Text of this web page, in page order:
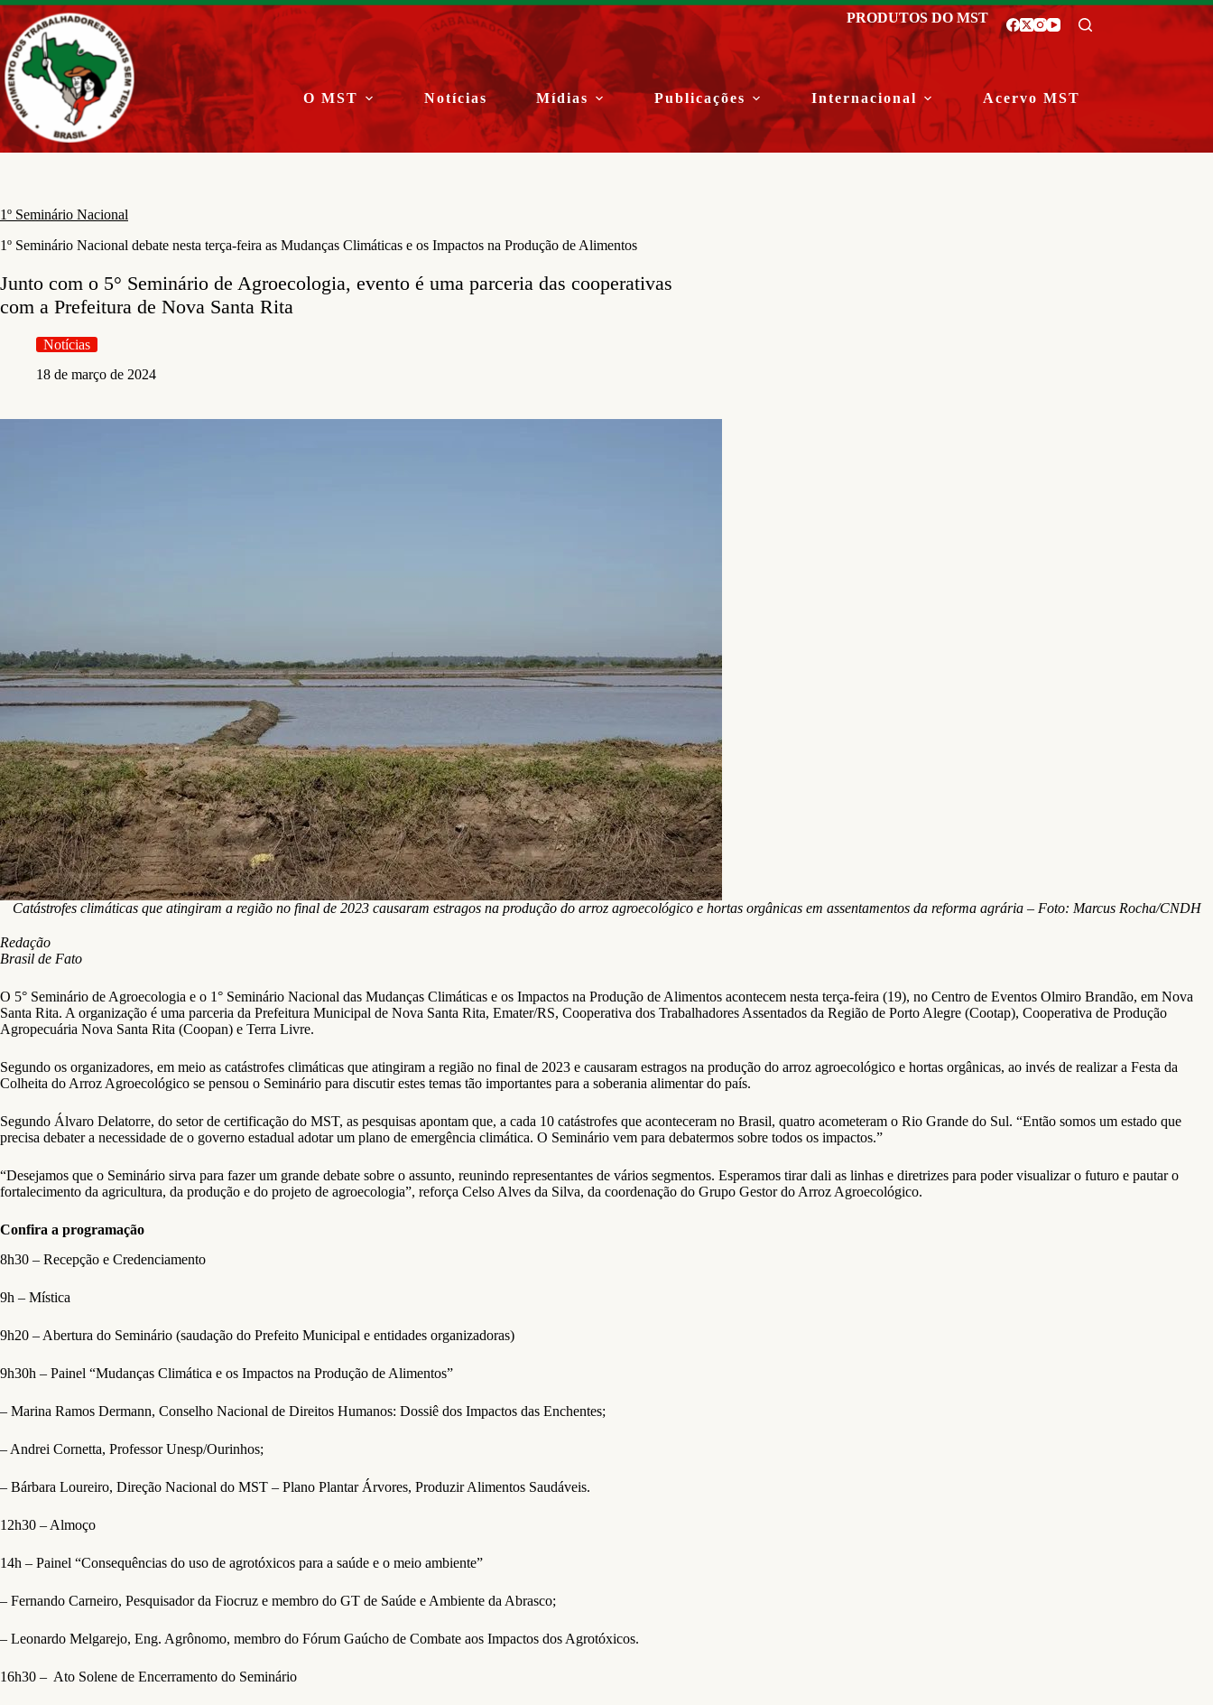
Pular
para
o
conteúdo
PRODUTOS DO MST
O MST Notícias Mídias Publicações Internacional Acervo MST
1º Seminário Nacional
1º Seminário Nacional debate nesta terça-feira as Mudanças Climáticas e os Impactos na Produção de Alimentos
Junto com o 5° Seminário de Agroecologia, evento é uma parceria das cooperativas
com a Prefeitura de Nova Santa Rita
Notícias
18 de março de 2024
Catástrofes climáticas que atingiram a região no final de 2023 causaram estragos na produção do arroz agroecológico e hortas orgânicas em assentamentos da reforma agrária – Foto: Marcus Rocha/CNDH
Redação
Brasil de Fato
O 5° Seminário de Agroecologia e o 1° Seminário Nacional das Mudanças Climáticas e os Impactos na Produção de Alimentos acontecem nesta terça-feira (19), no Centro de Eventos Olmiro Brandão, em Nova
Santa Rita. A organização é uma parceria da Prefeitura Municipal de Nova Santa Rita, Emater/RS, Cooperativa dos Trabalhadores Assentados da Região de Porto Alegre (Cootap), Cooperativa de Produção
Agropecuária Nova Santa Rita (Coopan) e Terra Livre.
Segundo os organizadores, em meio as catástrofes climáticas que atingiram a região no final de 2023 e causaram estragos na produção do arroz agroecológico e hortas orgânicas, ao invés de realizar a Festa da
Colheita do Arroz Agroecológico se pensou o Seminário para discutir estes temas tão importantes para a soberania alimentar do país.
Segundo Álvaro Delatorre, do setor de certificação do MST, as pesquisas apontam que, a cada 10 catástrofes que aconteceram no Brasil, quatro acometeram o Rio Grande do Sul. “Então somos um estado que
precisa debater a necessidade de o governo estadual adotar um plano de emergência climática. O Seminário vem para debatermos sobre todos os impactos.”
“Desejamos que o Seminário sirva para fazer um grande debate sobre o assunto, reunindo representantes de vários segmentos. Esperamos tirar dali as linhas e diretrizes para poder visualizar o futuro e pautar o
fortalecimento da agricultura, da produção e do projeto de agroecologia”, reforça Celso Alves da Silva, da coordenação do Grupo Gestor do Arroz Agroecológico.
Confira a programação
8h30 – Recepção e Credenciamento
9h – Mística
9h20 – Abertura do Seminário (saudação do Prefeito Municipal e entidades organizadoras)
9h30h – Painel “Mudanças Climática e os Impactos na Produção de Alimentos”
– Marina Ramos Dermann, Conselho Nacional de Direitos Humanos: Dossiê dos Impactos das Enchentes;
– Andrei Cornetta, Professor Unesp/Ourinhos;
– Bárbara Loureiro, Direção Nacional do MST – Plano Plantar Árvores, Produzir Alimentos Saudáveis.
12h30 – Almoço
14h – Painel “Consequências do uso de agrotóxicos para a saúde e o meio ambiente”
– Fernando Carneiro, Pesquisador da Fiocruz e membro do GT de Saúde e Ambiente da Abrasco;
– Leonardo Melgarejo, Eng. Agrônomo, membro do Fórum Gaúcho de Combate aos Impactos dos Agrotóxicos.
16h30 – Ato Solene de Encerramento do Seminário